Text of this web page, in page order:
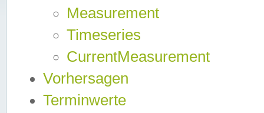
Measurement
Timeseries
CurrentMeasurement
Vorhersagen
Terminwerte